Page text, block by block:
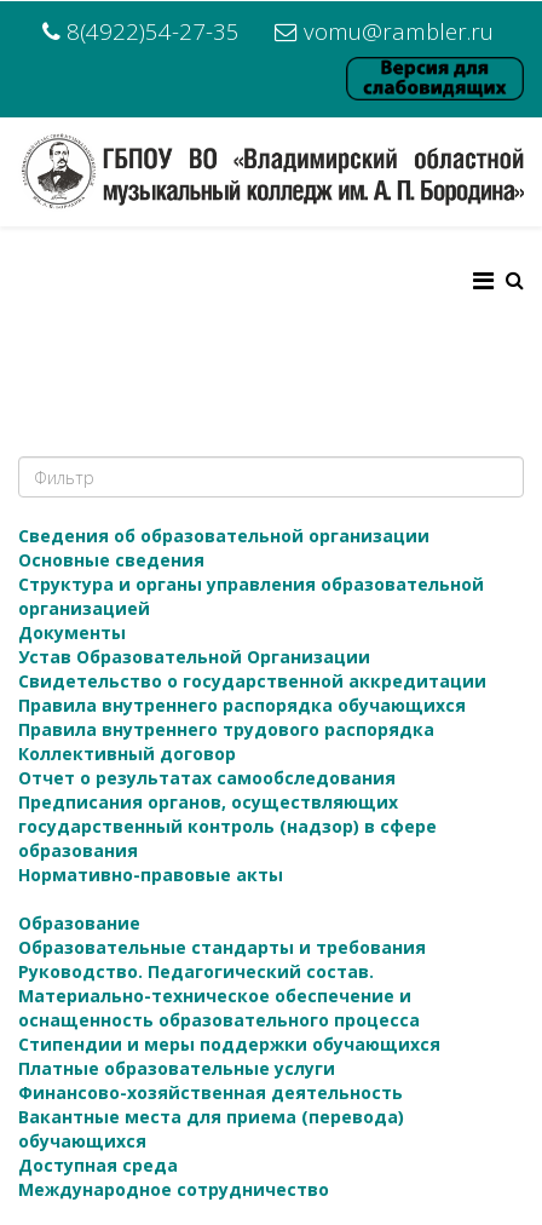
8(4922)54-27-35 vomu@rambler.ru
Сведения об образовательной организации
Основные сведения
Структура и органы управления образовательной
организацией
Документы
Устав Образовательной Организации
Свидетельство о государственной аккредитации
Правила внутреннего распорядка обучающихся
Правила внутреннего трудового распорядка
Коллективный договор
Отчет о результатах самообследования
Предписания органов, осуществляющих
государственный контроль (надзор) в сфере
образования
Нормативно-правовые акты
Образование
Образовательные стандарты и требования
Руководство. Педагогический состав.
Материально-техническое обеспечение и
оснащенность образовательного процесса
Стипендии и меры поддержки обучающихся
Платные образовательные услуги
Финансово-хозяйственная деятельность
Вакантные места для приема (перевода)
обучающихся
Доступная среда
Международное сотрудничество